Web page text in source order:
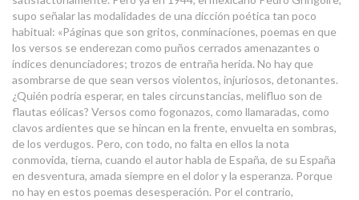
supo señalar las modalidades de una dicción poética tan poco
habitual: «Páginas que son gritos, conminaciones, poemas en que
los versos se enderezan como puños cerrados amenazantes o
índices denunciadores; trozos de entraña herida. No hay que
asombrarse de que sean versos violentos, injuriosos, detonantes.
¿Quién podría esperar, en tales circunstancias, melifluo son de
flautas eólicas? Versos como fogonazos, como llamaradas, como
clavos ardientes que se hincan en la frente, envuelta en sombras,
de los verdugos. Pero, con todo, no falta en ellos la nota
conmovida, tierna, cuando el autor habla de España, de su España
en desventura, amada siempre en el dolor y la esperanza. Porque
no hay en estos poemas desesperación. Por el contrario,